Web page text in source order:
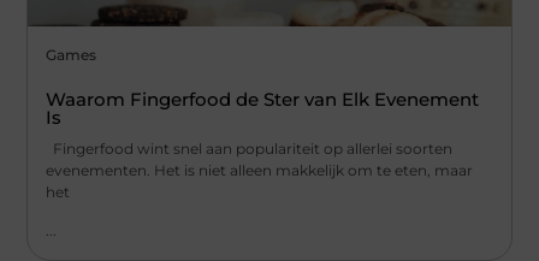
Games
Waarom Fingerfood de Ster van Elk Evenement
Is
Fingerfood wint snel aan populariteit op allerlei soorten
evenementen. Het is niet alleen makkelijk om te eten, maar
het
...